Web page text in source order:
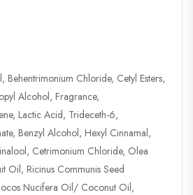
Behentrimonium Chloride, Cetyl Esters,
Alcohol, Fragrance,
Lactic Acid, Trideceth-6,
Benzyl Alcohol, Hexyl Cinnamal,
Cetrimonium Chloride, Olea
Oil, Ricinus Communis Seed
Nucifera Oil/ Coconut Oil,